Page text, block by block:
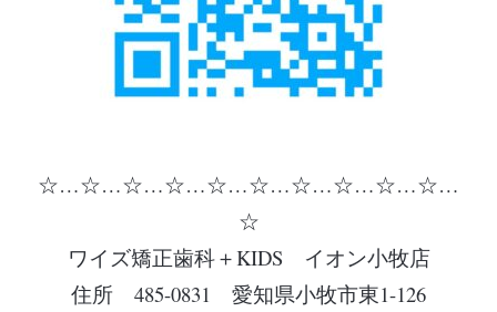
☆…☆…☆…☆…☆…☆…☆…☆…☆…☆…
☆
ワイズ矯正歯科＋KIDS イオン小牧店
住所 485-0831 愛知県小牧市東1-126